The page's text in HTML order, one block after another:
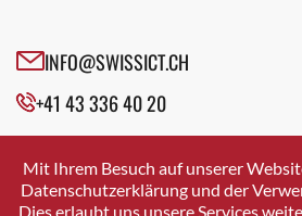
Davos Platz
Davos Platz 1
Dietikon
Dietlikon
INFO@SWISSICT.CH
+41 43 336 40 20
SWISSICT
VULKANSTRASSE 120
8048 ZURICH
Mit Ihrem Besuch auf unserer
Datenschutzerklärung und der
Dies erlaubt uns unsere Services